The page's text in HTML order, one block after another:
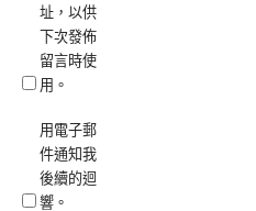
址，以供
下次發佈
留言時使
用。
用電子郵
件通知我
後續的迴
響。